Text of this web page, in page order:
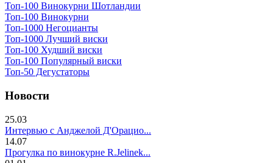
Топ-100 Винокурни Шотландии
Топ-100 Винокурни
Топ-1000 Негоцианты
Топ-1000 Лучший виски
Топ-100 Худший виски
Топ-100 Популярный виски
Топ-50 Дегустаторы
Новости
25.03
Интервью с Анджелой Д'Орацио...
14.07
Прогулка по винокурне R.Jelinek...